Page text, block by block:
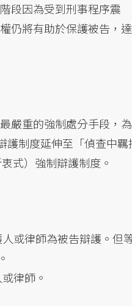
段因為受到刑事程序震
仍將有助於保護被告，達
嚴重的強制處分手段，為
護制度延伸至「偵查中羈
式）強制辯護制度。
或律師為被告辯護。但
律師。